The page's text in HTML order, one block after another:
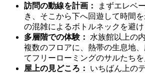
訪問の動線を計画：
まずエレベ
き、そこから下へ回遊して時間
の混雑によるボトルネックを避け
多層階での体験： 水族館以上の
複数のフロアに、熱帯の生息地
てフリーローミングのサルたちを
屋上の見どころ： いちばん上の